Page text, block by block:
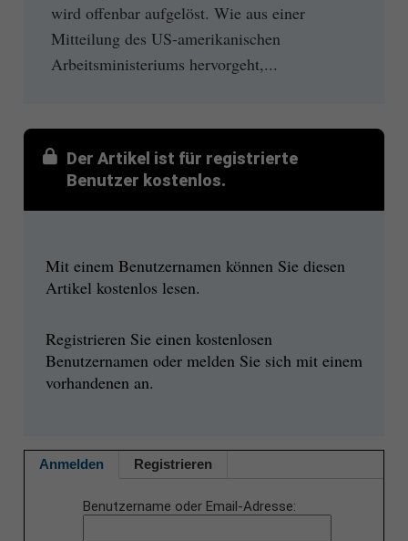
wird offenbar aufgelöst. Wie aus einer
Mitteilung des US-amerikanischen
Arbeitsministeriums hervorgeht,...
Der Artikel ist für registrierte
Benutzer kostenlos.
Mit einem Benutzernamen können Sie diesen
Artikel kostenlos lesen.
Registrieren Sie einen kostenlosen
Benutzernamen oder melden Sie sich mit einem
vorhandenen an.
Anmelden Registrieren
Benutzername oder Email-Adresse